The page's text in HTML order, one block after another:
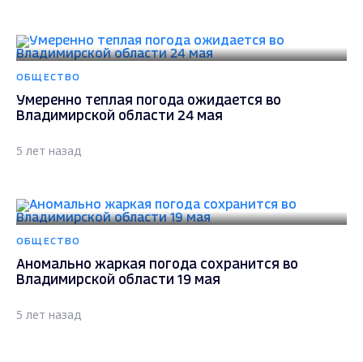
ОБЩЕСТВО
Умеренно теплая погода ожидается во
Владимирской области 24 мая
5 лет назад
ОБЩЕСТВО
Аномально жаркая погода сохранится во
Владимирской области 19 мая
5 лет назад